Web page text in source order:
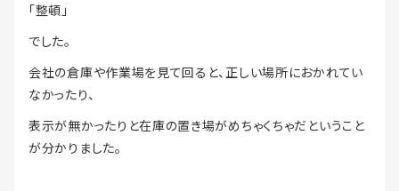
「整頓」
でした。
会社の倉庫や作業場を見て回ると、正しい場所におかれてい
なかったり、
表示が無かったりと在庫の置き場がめちゃくちゃだということ
が分かりました。